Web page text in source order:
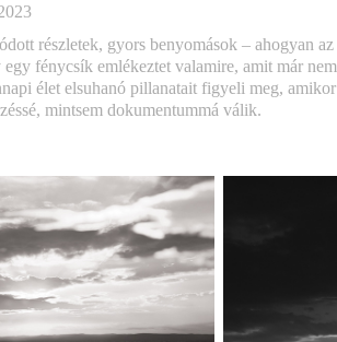
részletek, gyors benyomások – ahogyan az
fénycsík emlékeztet valamire, amit már nem
élet elsuhanó pillanatait figyeli meg, amikor
mintsem dokumentummá válik.